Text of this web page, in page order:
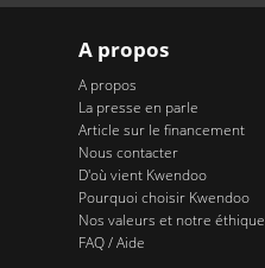
A propos
A propos
La presse en parle
Article sur le financement
Nous contacter
D'où vient Kwendoo
Pourquoi choisir Kwendoo
Nos valeurs et notre éthique
FAQ / Aide